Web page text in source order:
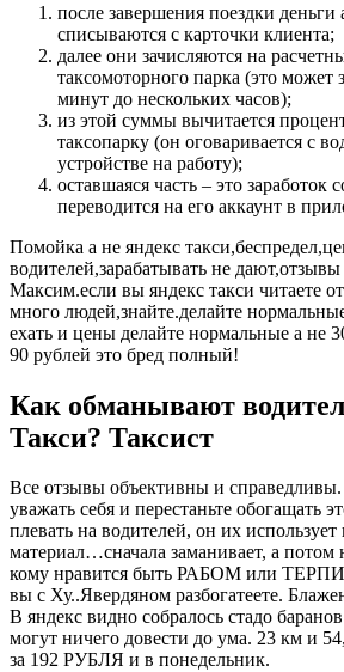
после завершения поездки деньги
списываются с карточки клиента;
далее они зачисляются на
таксомоторного парка (это может
минут до нескольких часов);
из этой суммы вычитается
таксопарку (он оговаривается с
устройстве на работу);
оставшаяся часть – это заработок
переводится на его аккаунт в
Помойка а не яндекс
водителей,зарабатывать не
Максим.если вы яндекс такси читаете
много людей,знайте.делайте
ехать и цены делайте нормальные а не
90 рублей это бред полный!
Как обманывают
Такси? Таксист
Все отзывы объективны и
уважать себя и перестаньте обогащать
плевать на водителей, он их
материал…сначала заманивает, а
кому нравится быть РАБОМ или
вы с Ху..Явердяном разбогатеете.
В яндекс видно собралось стадо
могут ничего довести до ума. 23 км и
за 192 РУБЛЯ и в понедельник.